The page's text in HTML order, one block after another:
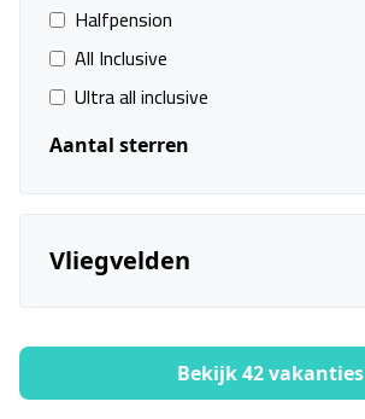
Halfpension
All Inclusive
Ultra all inclusive
Aantal sterren
Vliegvelden
Bekijk 42 vakanties
Filters